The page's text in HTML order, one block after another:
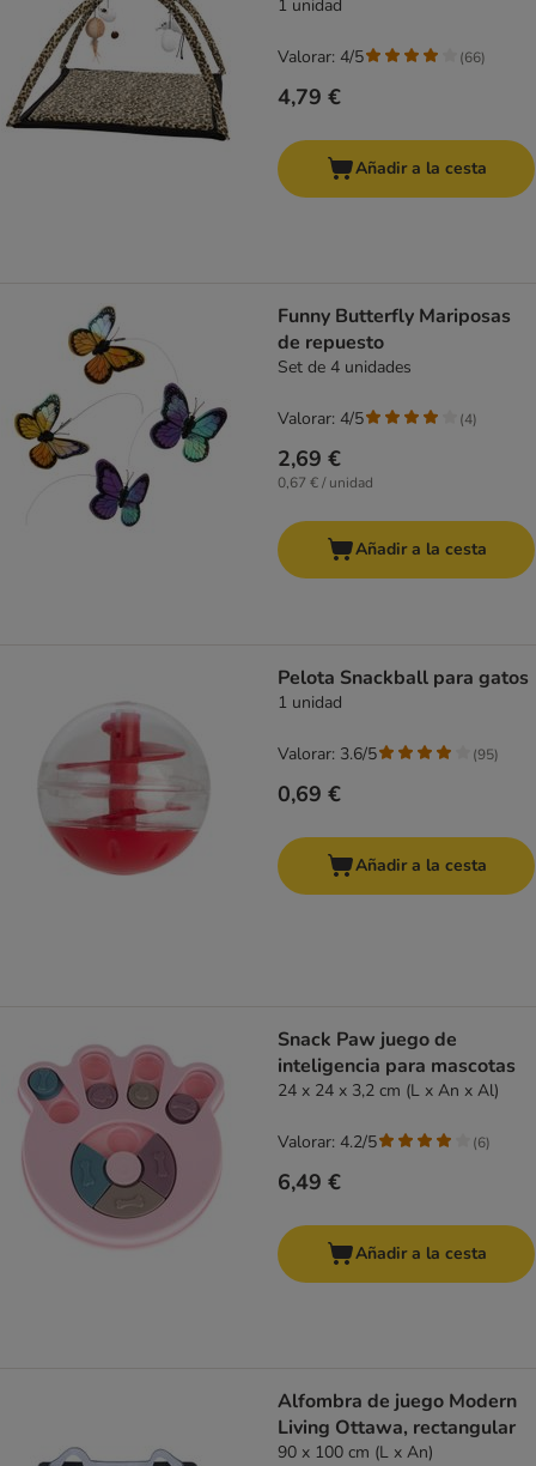
1 unidad
4,79 €
Valorar: 4/5 (66)
Añadir a la cesta
Funny Butterfly Mariposas
de repuesto
Set de 4 unidades
2,69 €
0,67 € / unidad
Valorar: 4/5 (4)
Añadir a la cesta
Pelota Snackball para gatos
1 unidad
0,69 €
Valorar: 3.6/5 (95)
Añadir a la cesta
Snack Paw juego de
inteligencia para mascotas
24 x 24 x 3,2 cm (L x An x Al)
6,49 €
Valorar: 4.2/5 (6)
Añadir a la cesta
Alfombra de juego Modern
Living Ottawa, rectangular
90 x 100 cm (L x An)